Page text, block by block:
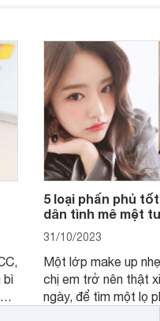
gội, xả, trang bị cả
mà vẫn chưa cải
bì
5 loại phấn phủ
dân tình mê mệt
31/10/2023
Một lớp make up
chị em trở nên thật
ngày, để tìm một lọ